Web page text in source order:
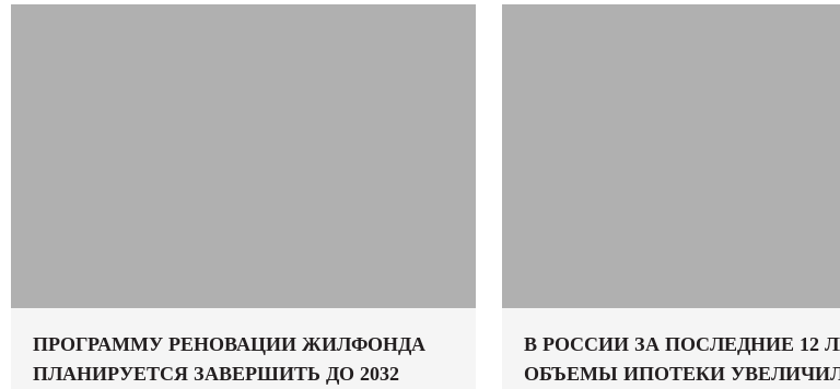
ПРОГРАММУ РЕНОВАЦИИ ЖИЛФОНДА
ПЛАНИРУЕТСЯ ЗАВЕРШИТЬ ДО 2032
В РОССИИ ЗА ПОСЛЕДНИЕ 12
ОБЪЕМЫ ИПОТЕКИ